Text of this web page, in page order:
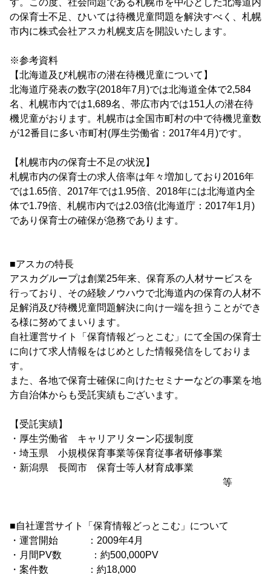
す。この度、社会問題である札幌市を中心とした北海道内
の保育士不足、ひいては待機児童問題を解決すべく、札幌
市内に株式会社アスカ札幌支店を開設いたします。
※参考資料
【北海道及び札幌市の潜在待機児童について】
北海道庁発表の数字(2018年7月)では北海道全体で2,584
名、札幌市内では1,689名、帯広市内では151人の潜在待
機児童がおります。札幌市は全国市町村の中で待機児童数
が12番目に多い市町村(厚生労働省：2017年4月)です。
【札幌市内の保育士不足の状況】
札幌市内の保育士の求人倍率は年々増加しており2016年
では1.65倍、2017年では1.95倍、2018年には北海道内全
体で1.79倍、札幌市内では2.03倍(北海道庁：2017年1月)
であり保育士の確保が急務であります。
■アスカの特長
アスカグループは創業25年来、保育系の人材サービスを
行っており、その経験ノウハウで北海道内の保育の人材不
足解消及び待機児童問題解決に向け一端を担うことができ
る様に努めてまいります。
自社運営サイト「保育情報どっとこむ」にて全国の保育士
に向けて求人情報をはじめとした情報発信をしておりま
す。
また、各地で保育士確保に向けたセミナーなどの事業を地
方自治体からも受託実績もございます。
【受託実績】
・厚生労働省 キャリアリターン応援制度
・埼玉県 小規模保育事業等保育従事者研修事業
・新潟県 長岡市 保育士等人材育成事業
等
■自社運営サイト「保育情報どっとこむ」について
・運営開始 ：2009年4月
・月間PV数 ：約500,000PV
・案件数 ：約18,000